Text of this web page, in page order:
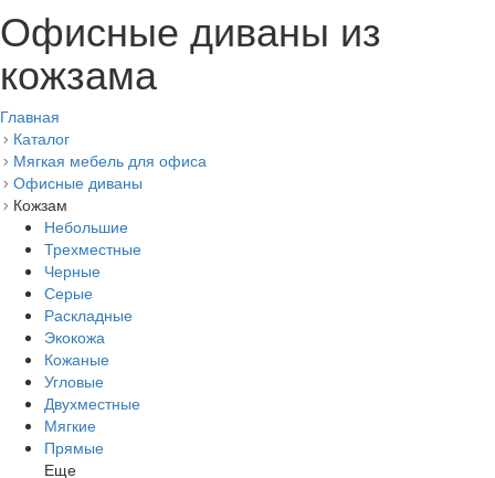
Офисные диваны из
кожзама
Главная
Каталог
Мягкая мебель для офиса
Офисные диваны
Кожзам
Небольшие
Трехместные
Черные
Серые
Раскладные
Экокожа
Кожаные
Угловые
Двухместные
Мягкие
Прямые
Еще